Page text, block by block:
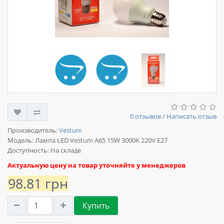
0 отзывов/ Написать отзыв
Производитель:Vestum
Модель:Лампа LED Vestum A65 15W 3000K 220V E27
Доступность: На складе
Актуальную цену на товар уточняйте у менеджеров
98.81 грн
Купить